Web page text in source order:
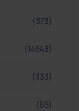
(373)
(14543)
(333)
(65)